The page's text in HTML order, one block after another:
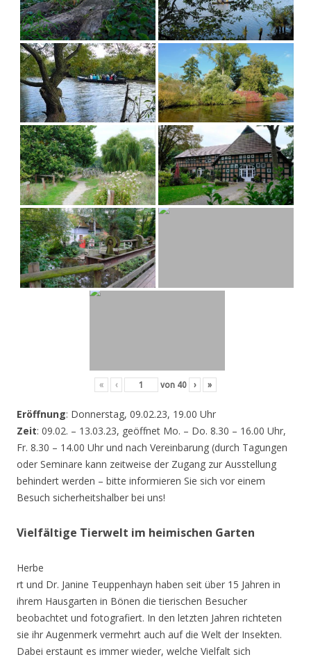
« ‹ von 40 › »
Eröffnung: Donnerstag, 09.02.23, 19.00 Uhr
Zeit: 09.02. – 13.03.23, geöffnet Mo. – Do. 8.30 – 16.00 Uhr,
Fr. 8.30 – 14.00 Uhr und nach Vereinbarung (durch Tagungen
oder Seminare kann zeitweise der Zugang zur Ausstellung
behindert werden – bitte informieren Sie sich vor einem
Besuch sicherheitshalber bei uns!
Vielfältige Tierwelt im heimischen Garten
Herbe
rt und Dr. Janine Teuppenhayn haben seit über 15 Jahren in
ihrem Hausgarten in Bönen die tierischen Besucher
beobachtet und fotografiert. In den letzten Jahren richteten
sie ihr Augenmerk vermehrt auch auf die Welt der Insekten.
Dabei erstaunt es immer wieder, welche Vielfalt sich